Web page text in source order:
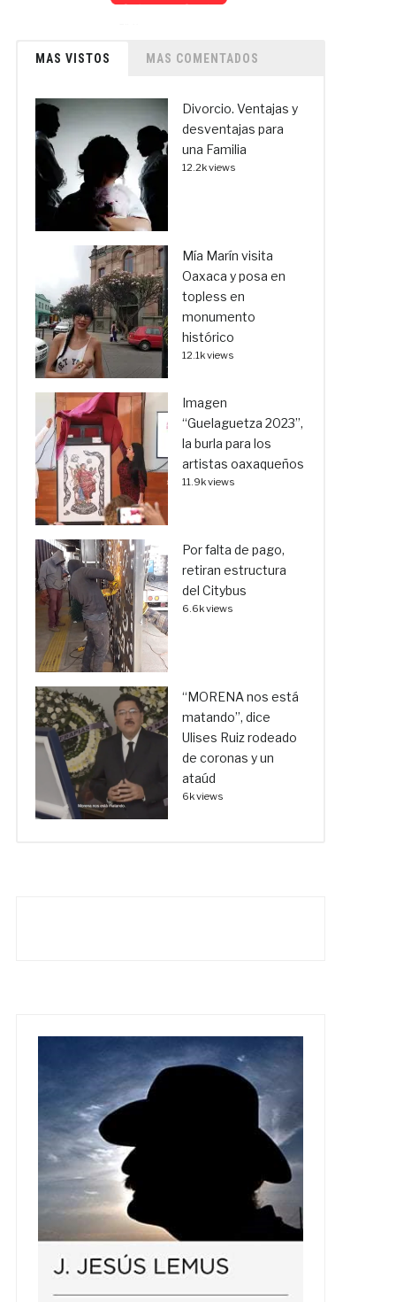
MAS VISTOS MAS COMENTADOS
Divorcio. Ventajas y
desventajas para
una Familia
12.2k views
Mía Marín visita
Oaxaca y posa en
topless en
monumento
histórico
12.1k views
Imagen
“Guelaguetza 2023”,
la burla para los
artistas oaxaqueños
11.9k views
Por falta de pago,
retiran estructura
del Citybus
6.6k views
“MORENA nos está
matando”, dice
Ulises Ruiz rodeado
de coronas y un
ataúd
6k views